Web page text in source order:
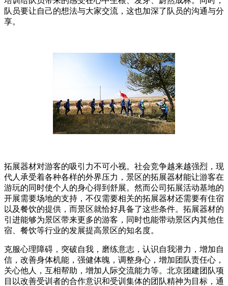
队员要让自己的想法与大家交流，这也加深了队员的沟通与分
享。
拓展器材对游客的吸引力不可小视。社会竞争越来越强烈，现
代人承受着各种各样的外界压力，景区的拓展器材能让游客在
游玩的同时使个人的身心得到舒展。然而公司拓展活动基地的
开展需要场地的支持，不仅需要相关的拓展器材还需要有住宿
以及餐饮的提供，而景区就恰好具备了这些条件。拓展器材的
引进能够为景区带来更多的游客，同时也能带动景区内其他住
宿、餐饮等行业的发展提高景区的知名度。
克服心理障碍，突破自我，磨练意志，认识自我潜力，增加自
信，改善身体机能，强健体魄，调整身心，增加团队责任心，
关心他人，互相帮助，增加人际交流能力等。北京团建团队项
目以改善受训者的合作意识和受训集体的团队精神为目标，通